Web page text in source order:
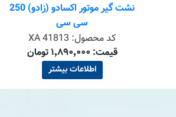
نشت گیر موتور اکسادو (زادو) 250
سی سی
کد محصول: XA 41813
قیمت: ۱٬۸۹۰٬۰۰۰ تومان
اطلاعات بیشتر